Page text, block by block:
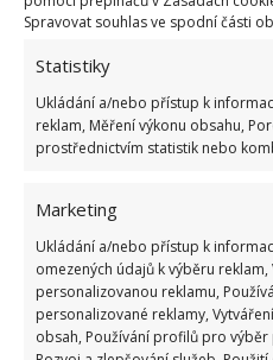
Spravovat souhlas ve spodní části
Statistiky
Ukládání a/nebo přístup k
reklam, Měření výkonu obsahu,
prostřednictvím statistik nebo
Marketing
Ukládání a/nebo přístup k
omezených údajů k výběru
personalizovanou reklamu,
personalizované reklamy,
obsah, Používání profilů pro